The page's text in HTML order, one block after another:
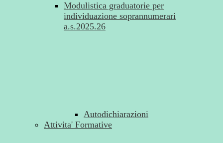
Modulistica graduatorie per
individuazione soprannumerari
a.s.2025.26
Autodichiarazioni
Attivita' Formative